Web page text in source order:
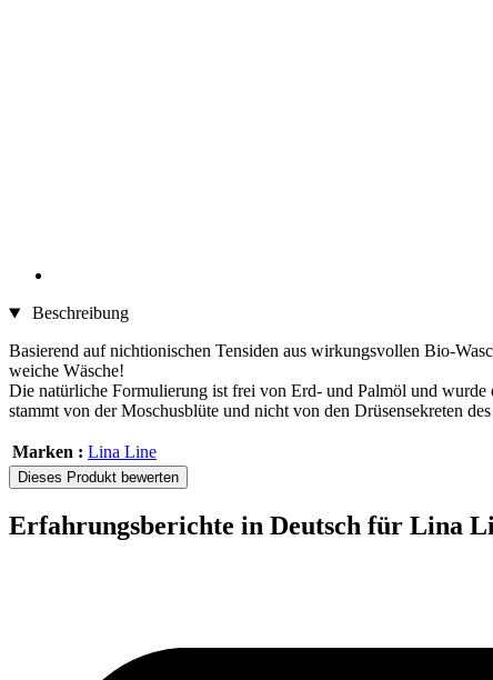
Beschreibung
Basierend auf nichtionischen Tensiden aus wirkungsvollen Bio-
weiche Wäsche!
Die natürliche Formulierung ist frei von Erd- und Palmöl und wurde
stammt von der Moschusblüte und nicht von den Drüsensekreten
Marken : Lina Line
Dieses Produkt bewerten
Erfahrungsberichte in Deutsch für Lina